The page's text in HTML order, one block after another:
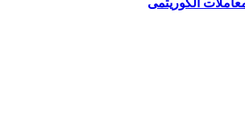
الگوریتمی